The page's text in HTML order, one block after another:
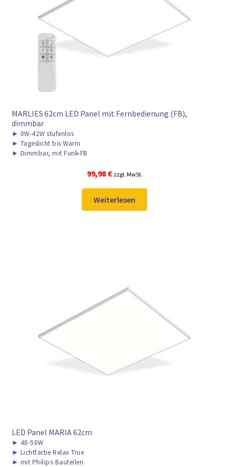
MARLIES 62cm LED Panel mit Fernbedienung (FB),
dimmbar
► 0W-42W stufenlos
► Tageslicht bis Warm
► Dimmbar, mit Funk-FB
99,98 € zzgl. MwSt.
Weiterlesen
LED Panel MARIA 62cm
► 48-50W
► Lichtfarbe Relax True
► mit Philips-Bauteilen